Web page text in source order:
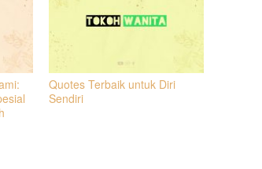
Quotes Terbaik untuk Diri
Sendiri